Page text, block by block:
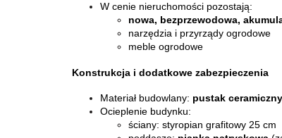
W cenie nieruchomości pozostają:
nowa, bezprzewodowa,
narzędzia i przyrządy ogrodowe
meble ogrodowe
Konstrukcja i dodatkowe zabezpieczenia
Materiał budowlany: pustak ceramiczny
Ocieplenie budynku:
ściany: styropian grafitowy 25 cm